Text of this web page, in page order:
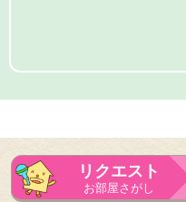
リクエスト
お部屋さがし